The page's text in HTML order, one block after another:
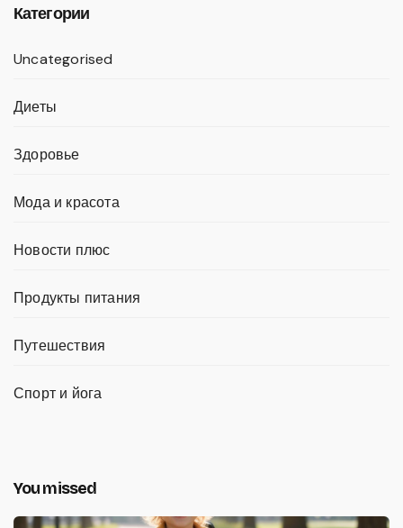
Категории
Uncategorised
Диеты
Здоровье
Мода и красота
Новости плюс
Продукты питания
Путешествия
Спорт и йога
You missed